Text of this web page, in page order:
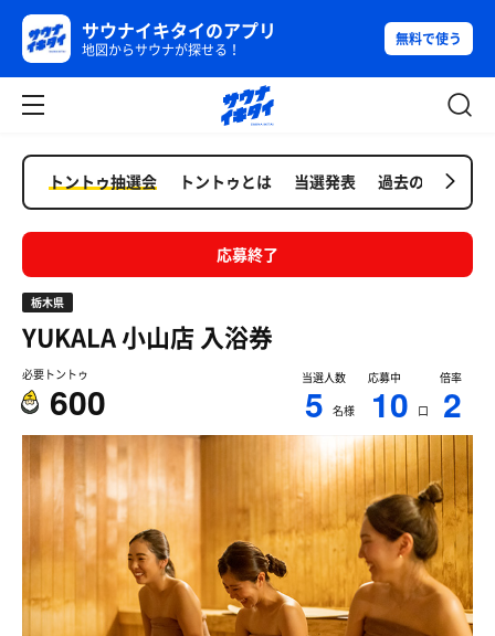
サウナイキタイのアプリ
地図からサウナが探せる！
無料で使う
トントゥ抽選会 トントゥとは 当選発表 過去の抽選会
応募終了
栃木県
YUKALA 小山店 入浴券
必要トントゥ
600
当選人数
5 名様
応募中
10 口
倍率
2